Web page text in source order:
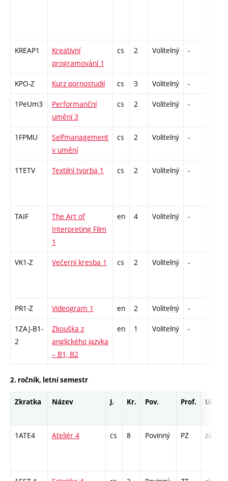
KREAP1
Kreativní
programování 1
cs 2 Volitelný -
KPO-Z Kurz pornostudií cs 3 Volitelný -
1PeUm3
Performanční
umění 3
cs 2 Volitelný -
1FPMU
Selfmanagement
v umění
cs 2 Volitelný -
1TETV Textilní tvorba 1 cs 2 Volitelný -
TAIF
The Art of
Interpreting Film
1
en 4 Volitelný -
VK1-Z Večerní kresba 1 cs 2 Volitelný -
PR1-Z Videogram 1 en 2 Volitelný -
1ZAJ-B1-
2
Zkouška z
anglického jazyka
– B1, B2
en 1 Volitelný -
2. ročník, letní semestr
Zkratka Název J. Kr. Pov. Prof. Uk.
1ATE4 Ateliér 4 cs 8 Povinný PZ zá